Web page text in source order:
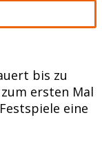
bis zu
ersten Mal
eine